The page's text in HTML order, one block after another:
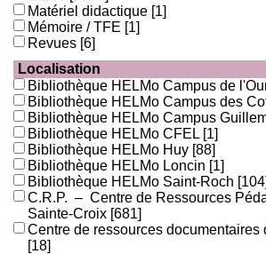
Matériel didactique [1]
Mémoire / TFE [1]
Revues [6]
Localisation
Bibliothèque HELMo Campus de
Bibliothèque HELMo Campus des
Bibliothèque HELMo Campus
Bibliothèque HELMo CFEL [1]
Bibliothèque HELMo Huy [88]
Bibliothèque HELMo Loncin [1]
Bibliothèque HELMo Saint-Roch [104]
C.R.P. – Centre de Ressources
Sainte-Croix [681]
Centre de ressources documentaires
[18]